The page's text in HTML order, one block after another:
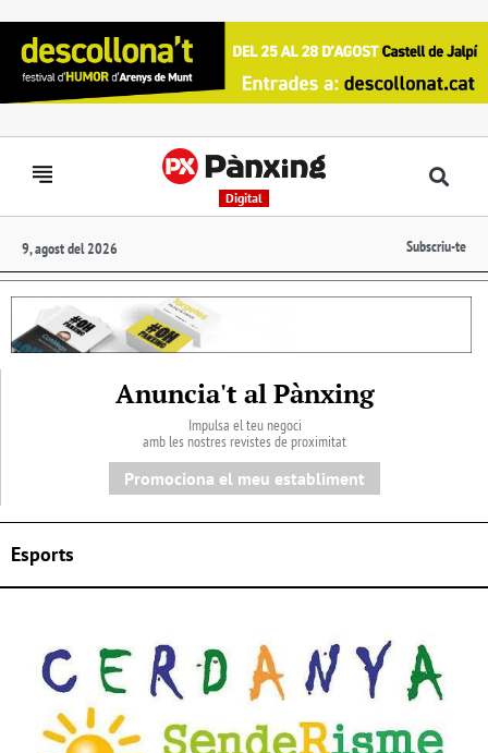
Digital
9, agost del 2026 Subscriu-te
Anuncia't al Pànxing
Impulsa el teu negoci
amb les nostres revistes de proximitat
Promociona el meu establiment
Esports